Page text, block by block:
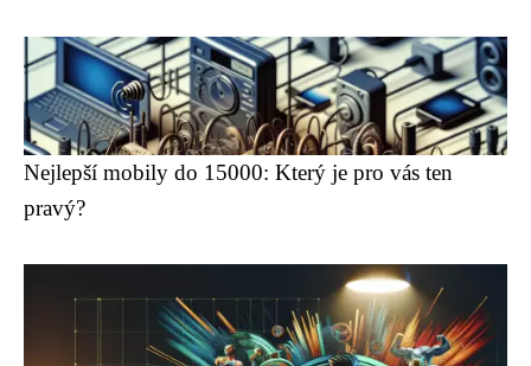
Nejlepší mobily do 15000: Který je pro vás ten
pravý?